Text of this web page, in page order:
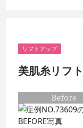
リフトアップ
美肌糸リフト
Before